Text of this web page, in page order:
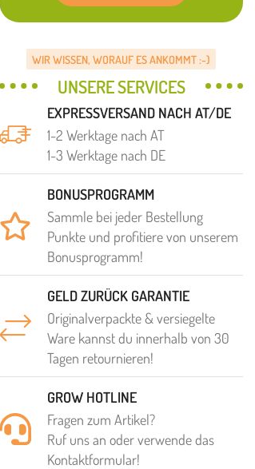
WIR WISSEN, WORAUF ES ANKOMMT :-)
UNSERE SERVICES
EXPRESSVERSAND NACH AT/DE
1-2 Werktage nach AT
1-3 Werktage nach DE
BONUSPROGRAMM
Sammle bei jeder Bestellung
Punkte und profitiere von unserem
Bonusprogramm!
GELD ZURÜCK GARANTIE
Originalverpackte & versiegelte
Ware kannst du innerhalb von 30
Tagen retournieren!
GROW HOTLINE
Fragen zum Artikel?
Ruf uns an oder verwende das
Kontaktformular!